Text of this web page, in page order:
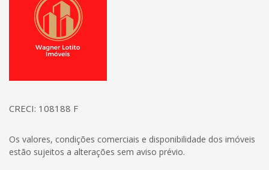
CRECI: 108188 F
Os valores, condições comerciais e disponibilidade dos imóveis
estão sujeitos a alterações sem aviso prévio.